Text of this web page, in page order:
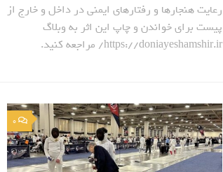
رعایت هنجارها و رفتارهای ایمنی در داخل و خارج از
پیست برای خواندن و چاپ این اثر به وبلاگ
https://doniayeshamshir.ir/ مراجعه کنید.
0